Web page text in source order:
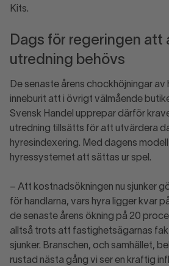
Kits.
Dags för regeringen att
utredning behövs
De senaste årens chockhöjningar av
inneburit att i övrigt välmående
Svensk Handel upprepar därför
utredning tillsätts för att utvärdera
hyresindexering. Med dagens
hyressystemet att sättas ur spel.
– Att kostnadsökningen nu sjunker
för handlarna, vars hyra ligger kvar
de senaste årens ökning på 20
alltså trots att fastighetsägarnas
sjunker. Branschen, och samhället,
rustad nästa gång vi ser en kraftig